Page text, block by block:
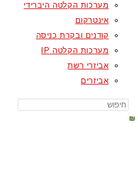
מערכות הקלטה היברידי
אינטרקום
קודנים ובקרת כניסה
מערכות הקלטה IP
אביזרי רשת
אביזרים